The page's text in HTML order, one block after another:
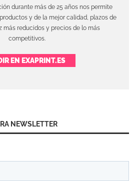
durante más de 25 años nos permite
y de la mejor calidad, plazos de
más reducidos y precios de lo más
competitivos.
EN EXAPRINT.ES
NEWSLETTER